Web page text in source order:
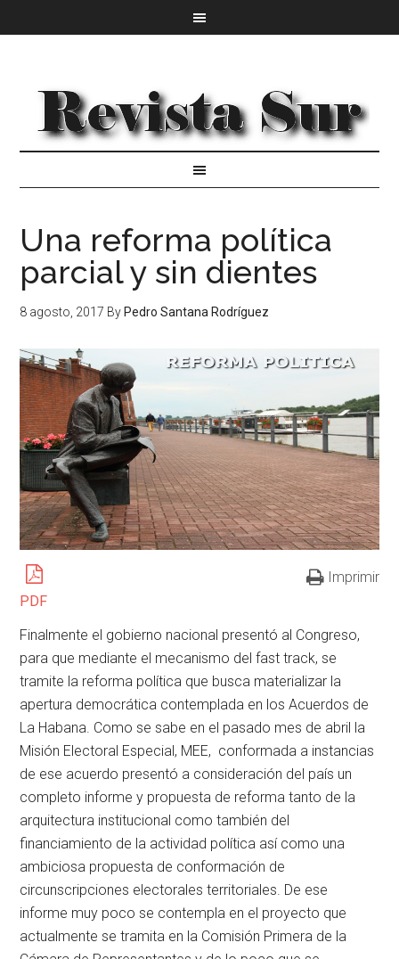
Una reforma política
parcial y sin dientes
8 agosto, 2017 By Pedro Santana Rodríguez
PDF
Imprimir
Finalmente el gobierno nacional presentó al Congreso,
para que mediante el mecanismo del fast track, se
tramite la reforma política que busca materializar la
apertura democrática contemplada en los Acuerdos de
La Habana. Como se sabe en el pasado mes de abril la
Misión Electoral Especial, MEE, conformada a instancias
de ese acuerdo presentó a consideración del país un
completo informe y propuesta de reforma tanto de la
arquitectura institucional como también del
financiamiento de la actividad política así como una
ambiciosa propuesta de conformación de
circunscripciones electorales territoriales. De ese
informe muy poco se contempla en el proyecto que
actualmente se tramita en la Comisión Primera de la